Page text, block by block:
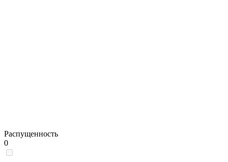
Распущенность
0